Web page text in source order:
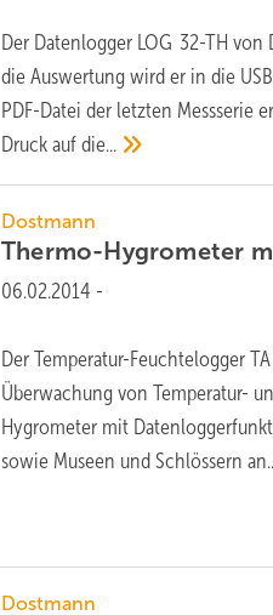
Der Datenlogger LOG 32-TH
die Auswertung wird er in die
PDF-Datei der letzten Messserie
Druck aufdie...
Dostmann
Thermo-Hygrometer
06.02.2014 -
Der Temperatur-Feuchtelogger
Überwachung von Temperatur-
Hygrometer mit
sowie Museen und Schlössern
Dostmann